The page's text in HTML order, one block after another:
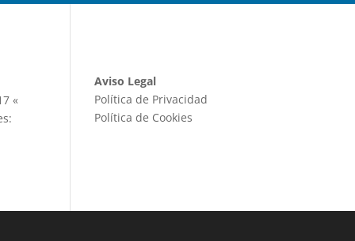
«
Aviso Legal
Política de Privacidad
Política de Cookies